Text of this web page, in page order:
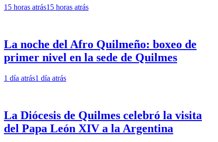
15 horas atrás15 horas atrás
La noche del Afro Quilmeño: boxeo de
primer nivel en la sede de Quilmes
1 día atrás1 día atrás
La Diócesis de Quilmes celebró la visita
del Papa León XIV a la Argentina